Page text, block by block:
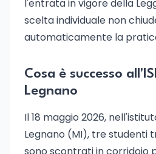
l'entrata in vigore della
scelta individuale non
automaticamente la
Cosa è successo
Legnano
Il 18 maggio 2026,
Legnano (MI), tre studenti